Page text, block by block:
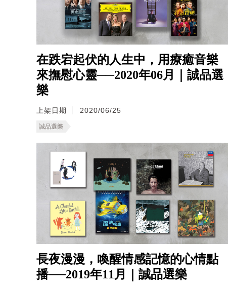
在跌宕起伏的人生中，用療癒音樂
來撫慰心靈──2020年06月｜誠品選
樂
上架日期 2020/06/25
誠品選樂
長夜漫漫，喚醒情感記憶的心情點
播──2019年11月｜誠品選樂